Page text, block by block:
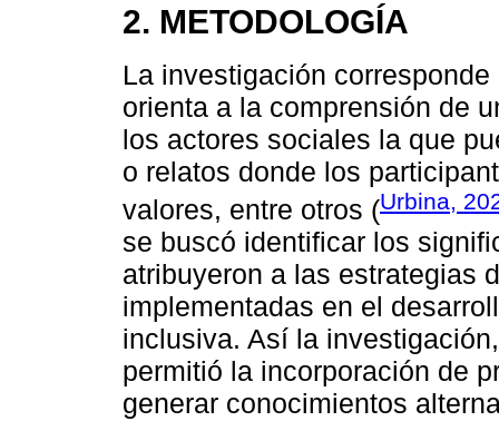
2. METODOLOGÍA
La investigación
orienta a la comprensión de
los actores sociales la que
o relatos donde los
valores, entre otros (Urbina,
se buscó identificar los
atribuyeron a las estrategias
implementadas en el
inclusiva. Así la
permitió la incorporación de
generar conocimientos